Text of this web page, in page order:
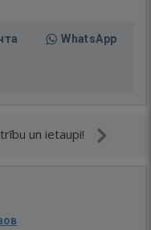
WhatsApp
un ietaupi!